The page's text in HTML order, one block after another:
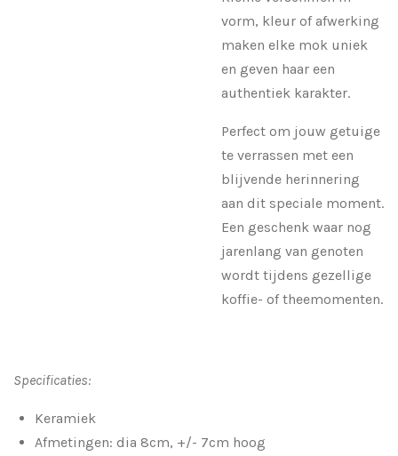
vorm, kleur of afwerking
maken elke mok uniek
en geven haar een
authentiek karakter.
Perfect om jouw getuige
te verrassen met een
blijvende herinnering
aan dit speciale moment.
Een geschenk waar nog
jarenlang van genoten
wordt tijdens gezellige
koffie- of theemomenten.
Specificaties:
Keramiek
Afmetingen: dia 8cm, +/- 7cm hoog